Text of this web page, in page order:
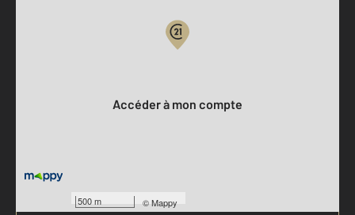
500 m ©Mappy
Accéder à mon compte